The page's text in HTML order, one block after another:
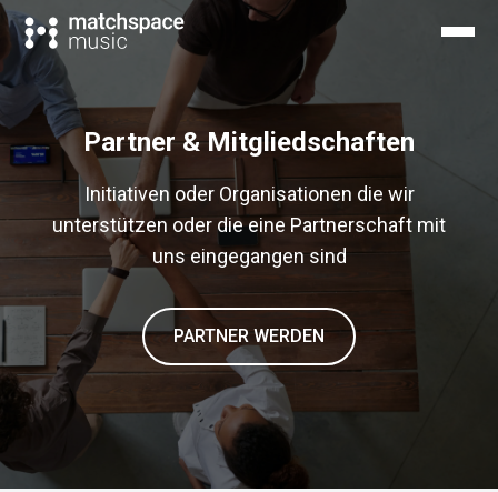
Partner & Mitgliedschaften
Initiativen oder Organisationen die wir
unterstützen oder die eine Partnerschaft mit
uns eingegangen sind
PARTNER WERDEN